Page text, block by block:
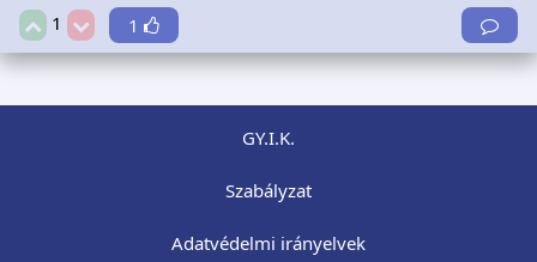
1 1
GY.I.K.
Szabályzat
Adatvédelmi irányelvek